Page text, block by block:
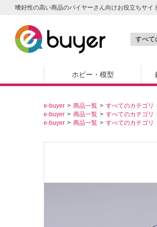
嗜好性の高い商品のバイヤーさん向けお役立ちサイ
ホビー・模型
e-buyer 商品一覧 すべてのカテゴリ
e-buyer
商品一覧 すべてのカテゴリ
e-buyer
商品一覧 すべてのカテゴリ